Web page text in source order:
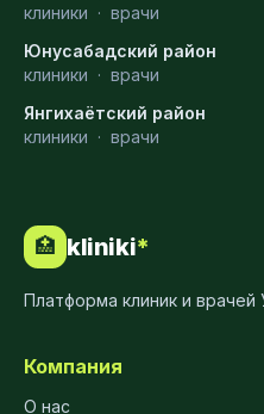
клиники · врачи
Юнусабадский район
клиники · врачи
Янгихаётский район
клиники · врачи
🏥 kliniki*
Платформа клиник и врачей
Компания
О нас